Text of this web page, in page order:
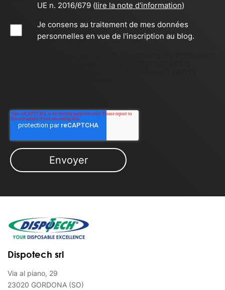
UE n. 2016/679 (lire la note d'information)
Je consens au traitement de mes données
personnelles en vue de l'inscription au blog.
Dispotech srl
Via al piano, 29
23020 GORDONA (SO)